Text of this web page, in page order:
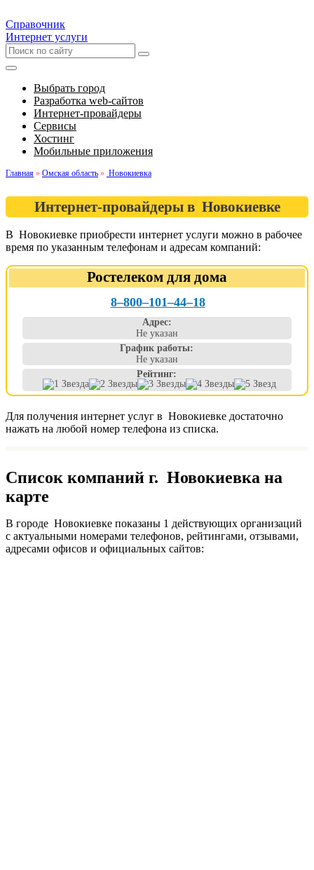
Справочник
Интернет услуги
Выбрать город
Разработка web-сайтов
Интернет-провайдеры
Сервисы
Хостинг
Мобильные приложения
Главная » Омская область » Новокиевка
Интернет-провайдеры в Новокиевке
В Новокиевке приобрести интернет услуги можно в рабочее
время по указанным телефонам и адресам компаний:
Ростелеком для дома
8‒800‒101‒44‒18
Адрес:
Не указан
График работы:
Не указан
Рейтинг:
Для получения интернет услуг в Новокиевке достаточно
нажать на любой номер телефона из списка.
Список компаний г. Новокиевка на
карте
В городе Новокиевке показаны 1 действующих организаций
с актуальными номерами телефонов, рейтингами, отзывами,
адресами офисов и официальных сайтов: